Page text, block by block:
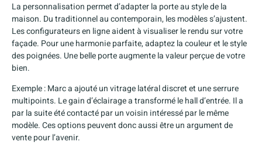
La personnalisation permet d’adapter la porte au style de la
maison. Du traditionnel au contemporain, les modèles s’ajustent.
Les configurateurs en ligne aident à visualiser le rendu sur votre
façade. Pour une harmonie parfaite, adaptez la couleur et le style
des poignées. Une belle porte augmente la valeur perçue de votre
bien.
Exemple : Marc a ajouté un vitrage latéral discret et une serrure
multipoints. Le gain d’éclairage a transformé le hall d’entrée. Il a
par la suite été contacté par un voisin intéressé par le même
modèle. Ces options peuvent donc aussi être un argument de
vente pour l’avenir.